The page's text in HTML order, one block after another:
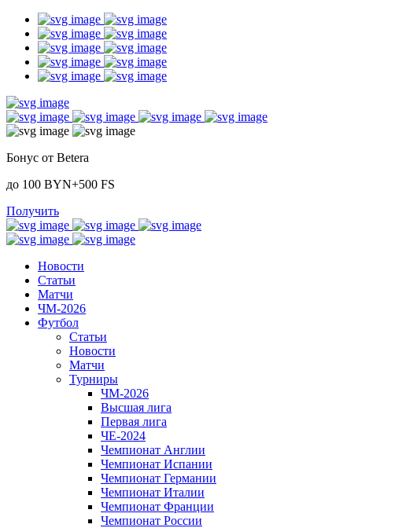
Бонус от Betera
до 100 BYN+500 FS
Получить
Новости
Статьи
Матчи
ЧМ-2026
Футбол
Статьи
Новости
Матчи
Турниры
ЧМ-2026
Высшая лига
Первая лига
ЧЕ-2024
Чемпионат Англии
Чемпионат Испании
Чемпионат Германии
Чемпионат Италии
Чемпионат Франции
Чемпионат России